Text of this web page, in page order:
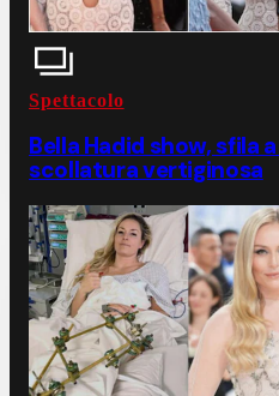
Spettacolo
Bella Hadid show, sfila
scollatura vertiginosa